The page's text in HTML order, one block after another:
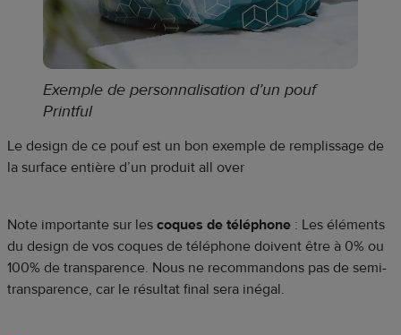
Exemple de personnalisation d’un pouf
Printful
Le design de ce pouf est un bon exemple de remplissage de
la surface entière d’un produit all over
Note importante sur les coques de téléphone : Les éléments
du design de vos coques de téléphone doivent être à 0% ou
100% de transparence. Nous ne recommandons pas de semi-
transparence, car le résultat final sera inégal.